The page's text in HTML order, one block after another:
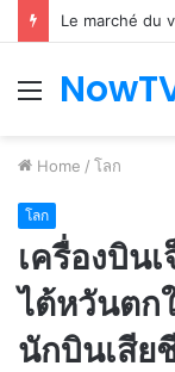
Le marché du
Menu
Home / โลก
โลก
เครื่องบิน
ไต้หวันตก
นักบินเสีย